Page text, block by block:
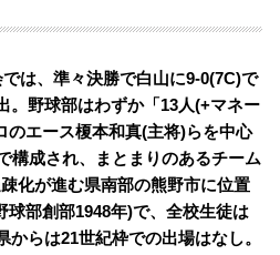
は、準々決勝で白山に9-0(7C)で
。野球部はわずか「13人(+マネー
のエース榎本和真(主将)らを中心
構成され、まとまりのあるチーム
化が進む県南部の熊野市に位置
球部創部1948年)で、全校生徒は
からは21世紀枠での出場はなし。